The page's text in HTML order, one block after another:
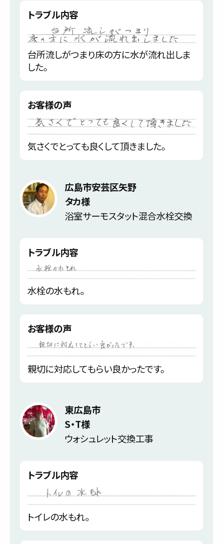
トラブル内容
台所流しがつまり床の方に水が流れ出しま
した。
お客様の声
気さくでとっても良くして頂きました。
広島市安芸区矢野
タカ様
浴室サーモスタット混合水栓交換
トラブル内容
水栓の水もれ。
お客様の声
親切に対応してもらい良かったです。
東広島市
S・T様
ウォシュレット交換工事
トラブル内容
トイレの水もれ。